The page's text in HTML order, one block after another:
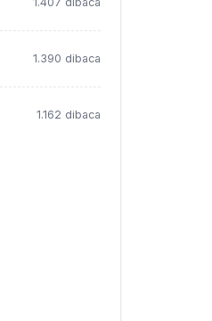
1.390 dibaca
1.162 dibaca